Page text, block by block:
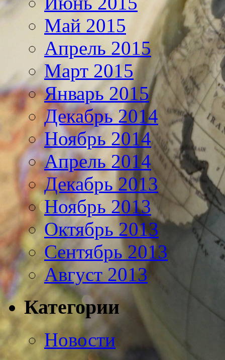
Май 2015
Апрель 2015
Март 2015
Январь 2015
Декабрь 2014
Ноябрь 2014
Апрель 2014
Декабрь 2013
Ноябрь 2013
Октябрь 2013
Сентябрь 2013
Август 2013
Категории
Новости